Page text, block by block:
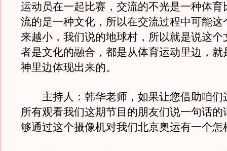
运动员在一起比赛，交流的不光是一种体育
流的是一种文化，所以在交流过程中可能这
来越小，我们说的地球村，所以就是说这个
者是文化的融合，都是从体育运动里边，就
神里边体现出来的。
主持人：韩华老师，如果让您借助咱们
所有观看我们这期节目的朋友们说一句话的
够通过这个摄像机对我们北京奥运有一个怎